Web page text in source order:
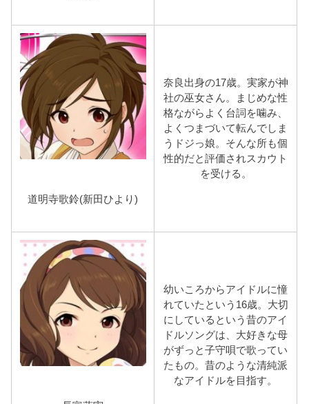
道明寺歌鈴(新田ひより)
奈良出身の17歳。実家が神
社の巫女さん。まじめな性
格ながらよく台詞を噛み、
よくつまづいて転んでしま
うドジっ娘。そんな所も個
性的だと評価されスカウト
を受ける。
幼いころからアイドルに憧
れていたという16歳。大切
にしているという昔のアイ
ドルソングは、大好きな母
がずっと子守唄で歌ってい
たもの。昔のような清純派
なアイドルを目指す。